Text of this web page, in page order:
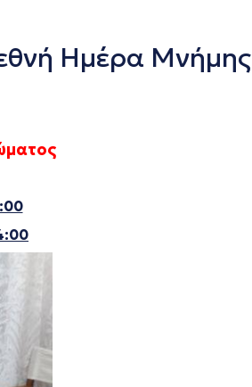
Ημέρα Μνήμης